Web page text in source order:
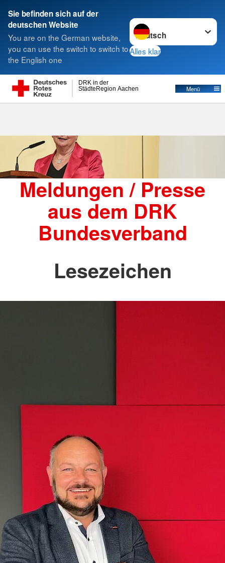
Sie befinden sich auf der
deutschen Website
You are on the German website,
you can use the switch to switch to
the English one
Sprache wechseln zu
Alles klar
StädteRegion Aachen
DRK in der
Menü
Suche
Meldungen des Bundesverbandes
Meldungen / Presse
aus dem DRK
Bundesverband
Lesezeichen